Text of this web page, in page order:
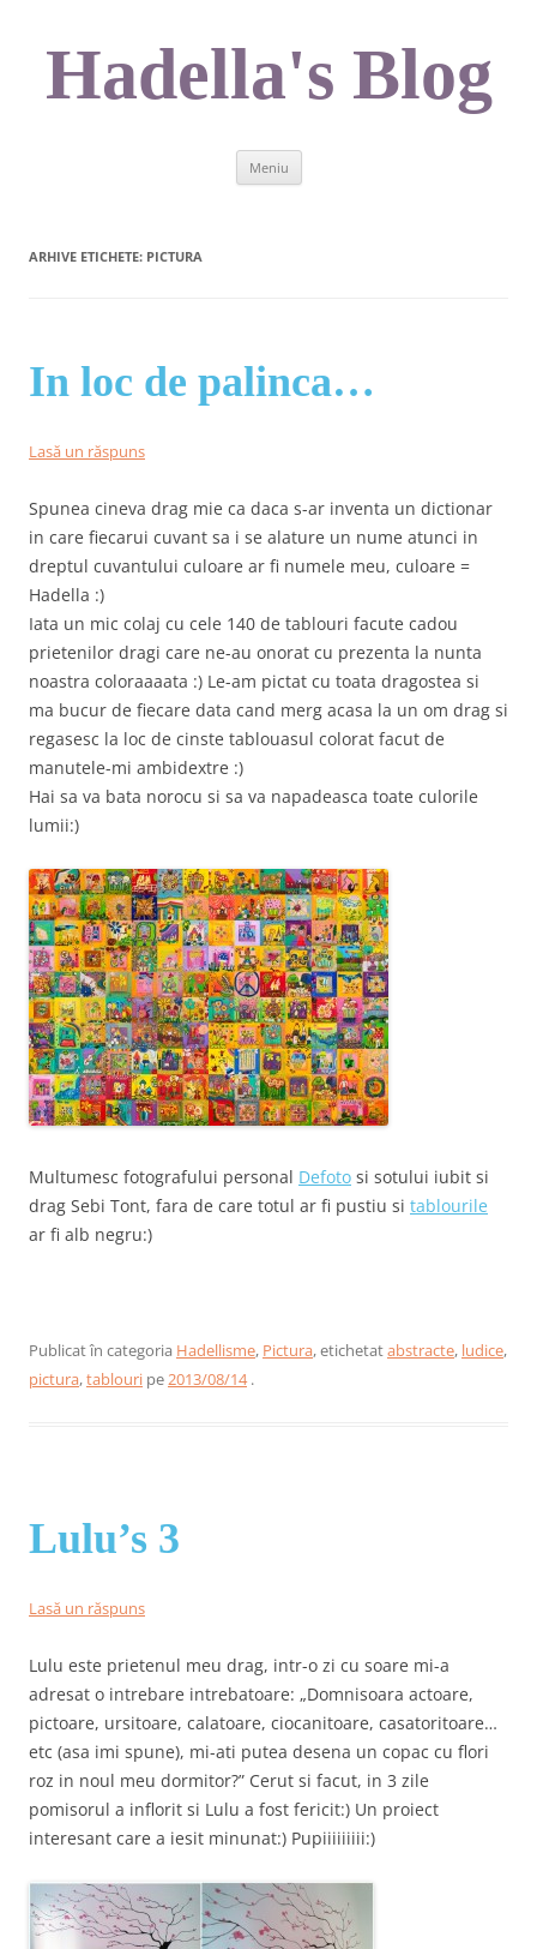
Hadella's Blog
Meniu
ARHIVE ETICHETE: PICTURA
In loc de palinca…
Lasă un răspuns
Spunea cineva drag mie ca daca s-ar inventa un dictionar
in care fiecarui cuvant sa i se alature un nume atunci in
dreptul cuvantului culoare ar fi numele meu, culoare =
Hadella :)
Iata un mic colaj cu cele 140 de tablouri facute cadou
prietenilor dragi care ne-au onorat cu prezenta la nunta
noastra coloraaaata :) Le-am pictat cu toata dragostea si
ma bucur de fiecare data cand merg acasa la un om drag si
regasesc la loc de cinste tablouasul colorat facut de
manutele-mi ambidextre :)
Hai sa va bata norocu si sa va napadeasca toate culorile
lumii:)
Multumesc fotografului personal Defoto si sotului iubit si
drag Sebi Tont, fara de care totul ar fi pustiu si tablourile
ar fi alb negru:)
Publicat în categoria Hadellisme, Pictura, etichetatabstracte, ludice,
pictura,tablouri pe2013/08/14 .
Lulu’s 3
Lasă un răspuns
Lulu este prietenul meu drag, intr-o zi cu soare mi-a
adresat o intrebare intrebatoare: „Domnisoara actoare,
pictoare, ursitoare, calatoare, ciocanitoare, casatoritoare…
etc (asa imi spune), mi-ati putea desena un copac cu flori
roz in noul meu dormitor?” Cerut si facut, in 3 zile
pomisorul a inflorit si Lulu a fost fericit:) Un proiect
interesant care a iesit minunat:) Pupiiiiiiiii:)